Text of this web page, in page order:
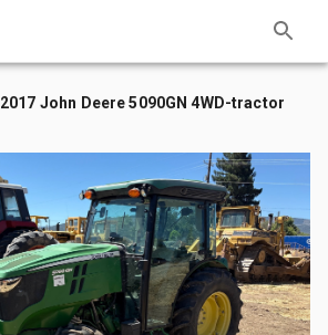
2017 John Deere 5090GN 4WD-tractor